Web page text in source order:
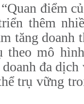
điểm
thêm
tăng doanh
theo mô
đa
trụ vững